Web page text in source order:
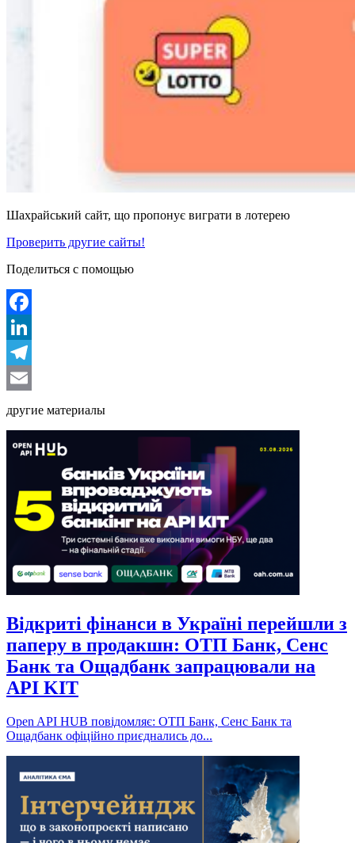
Шахрайський сайт, що пропонує виграти в лотерею
Проверить другие сайты!
Поделиться с помощью
Facebook
LinkedIn
Telegram
другие материалы
Відкриті фінанси в Україні перейшли з
паперу в продакшн: ОТП Банк, Сенс
Банк та Ощадбанк запрацювали на
API KIT
Open API HUB повідомляє: ОТП Банк, Сенс Банк та
Ощадбанк офіційно приєднались до...